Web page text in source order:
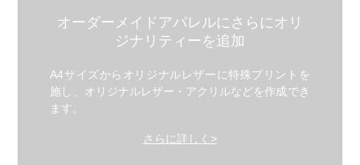
オーダーメイドアパレルにさらにオリ
ジナリティーを追加
A4サイズからオリジナルレザーに特殊プリントを
施し、オリジナルレザー・アクリルなどを作成でき
ます。
さらに詳しく>